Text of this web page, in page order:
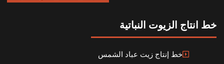
خط انتاج الزيوت النباتية
خط إنتاج زيت عباد الشمس